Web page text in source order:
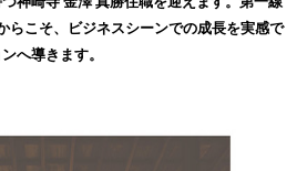
らこそ、ビジネスシーンでの成長を実感で
へ導きます。